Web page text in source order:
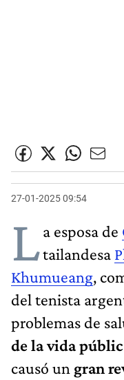
27-01-2025 09:54
La esposa de
tailandesa
Khumueang,
del tenista
problemas de
de la vida
causó un gran